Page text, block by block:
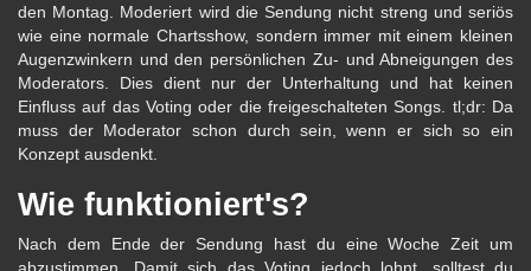
den Montag. Moderiert wird die Sendung nicht streng und seriös
wie eine normale Chartsshow, sondern immer mit einem kleinen
Augenzwinkern und den persönlichen Zu- und Abneigungen des
Moderators. Dies dient nur der Unterhaltung und hat keinen
Einfluss auf das Voting oder die freigeschalteten Songs. tl;dr: Da
muss der Moderator schon durch sein, wenn er sich so ein
Konzept ausdenkt.
Wie funktioniert's?
Nach dem Ende der Sendung hast du eine Woche Zeit um